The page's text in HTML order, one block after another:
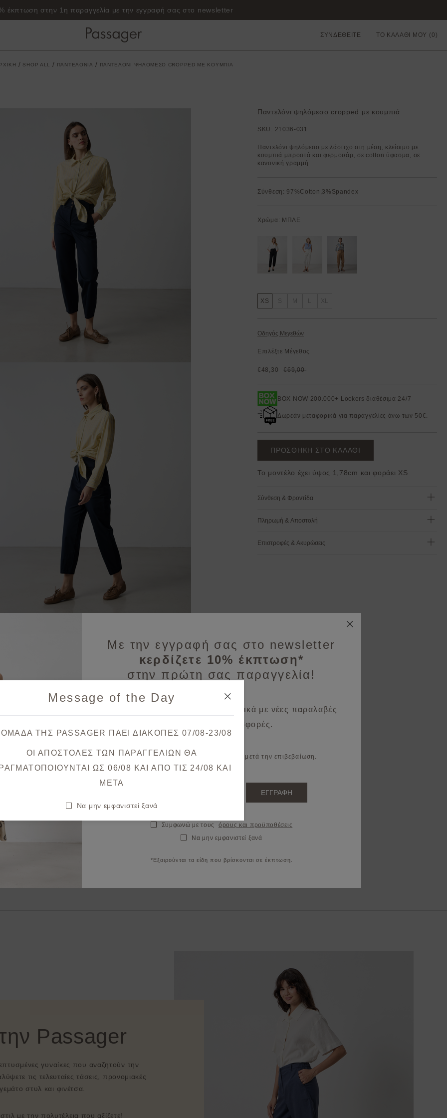
έκπτωση στην 1η παραγγελία με την εγγραφή σας στο newsletter
ΣΥΝΔΕΘΕΙΤΕ ΤΟ ΚΑΛΑΘΙ ΜΟΥ
/ SHOP ALL / ΠΑΝΤΕΛΟΝΙΑ / ΠΑΝΤΕΛΟΝΙ ΨΗΛΟΜΕΣΟ CROPPED ΜΕ ΚΟΥΜΠΙΑ
Παντελόνι ψηλόμεσο cropped με κουμπιά
SKU: 21036-031
Παντελόνι ψηλόμεσο με λάστιχο στη μέση, κλείσιμο με
κουμπιά μπροστά και φερμουάρ, σε cotton ύφασμα, σε
κανονική γραμμή
Σύνθεση: 97%Cotton,3%Spandex
Χρώμα: ΜΠΛΕ
XS
Οδηγός Μεγεθών
Επιλέξτε Μέγεθος
€48,30 €69,00
BOX NOW 200.000+ Lockers διαθέσιμα 24/7
Δωρεάν μεταφορικά για παραγγελίες άνω των 50€.
ΠΡΟΣΘΗΚΗ ΣΤΟ ΚΑΛΑΘΙ
Το μοντέλο έχει ύψος 1,78cm και φοράει XS
Σύνθεση & Φροντίδα
Πληρωμή & Αποστολή
Επιστροφές & Ακυρώσεις
Passager
γυναίκες που αναζητούν την
τις τελευταίες τάσεις, προνομιακές
στυλ και φινέτσα.
με την πολυτέλεια που αξίζετε!
Με την εγγραφή σας στο newsletter
κερδίζετε 10% έκπτωση*
στην πρώτη σας παραγγελία!
Λάβετε πρώτοι ενημερώσεις σχετικά με νέες παραλαβές
& μοναδικές προσφορές.
Θα λάβετε το κουπόνι στο email σας μετά την επιβεβαίωση.
ΕΓΓΡΑΦΗ
Συμφωνώ με τους
όρους και προϋποθέσεις
Να μην εμφανιστεί ξανά
*Εξαιρούνται τα είδη που βρίσκονται σε έκπτωση.
Message of the Day
ΤΗΣ PASSAGER ΠΑΕΙ ΔΙΑΚΟΠΕΣ 07/08-23/08
ΟΙ ΑΠΟΣΤΟΛΕΣ ΤΩΝ ΠΑΡΑΓΓΕΛΙΩΝ ΘΑ
ΩΣ 06/08 ΚΑΙ ΑΠΟ ΤΙΣ 24/08 KAI
META
Να μην εμφανιστεί ξανά